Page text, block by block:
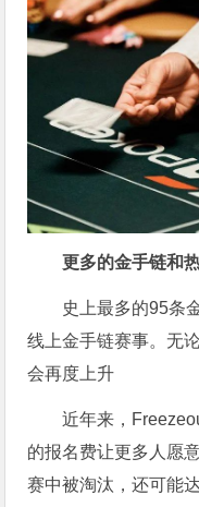
更多的金手链和
史上最多的95条
线上金手链赛事。无
会再度上升
近年来，
的报名费让更多人愿
赛中被淘汰，还可能